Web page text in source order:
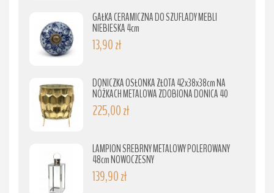
GAŁKA CERAMICZNA DO SZUFLADY MEBLI
NIEBIESKA 4cm
13,90 zł
DONICZKA OSŁONKA ZŁOTA 42x38x38cm NA
NÓŻKACH METALOWA ZDOBIONA DONICA 40
225,00 zł
LAMPION SREBRNY METALOWY POLEROWANY
48cm NOWOCZESNY
139,90 zł